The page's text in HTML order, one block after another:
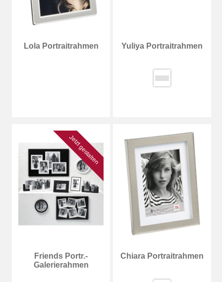
Lola Portraitrahmen Yuliya Portraitrahmen
Jetzt gestalten
Friends Portr.-
Galerierahmen
Chiara Portraitrahmen